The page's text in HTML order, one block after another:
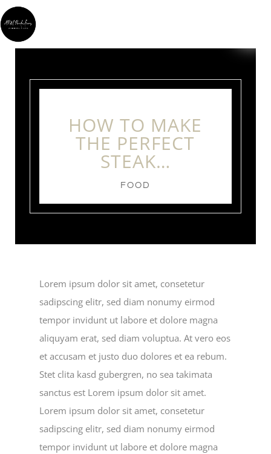
HOW TO MAKE
THE PERFECT
STEAK…
FOOD
Lorem ipsum dolor sit amet, consetetur
sadipscing elitr, sed diam nonumy eirmod
tempor invidunt ut labore et dolore magna
aliquyam erat, sed diam voluptua. At vero eos
et accusam et justo duo dolores et ea rebum.
Stet clita kasd gubergren, no sea takimata
sanctus est Lorem ipsum dolor sit amet.
Lorem ipsum dolor sit amet, consetetur
sadipscing elitr, sed diam nonumy eirmod
tempor invidunt ut labore et dolore magna